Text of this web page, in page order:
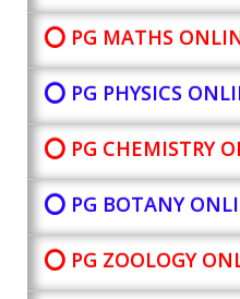
⭕ PG MATHS
⭕ PG PHYSICS
⭕ PG CHEMISTRY
⭕ PG BOTANY
⭕ PG ZOOLOGY